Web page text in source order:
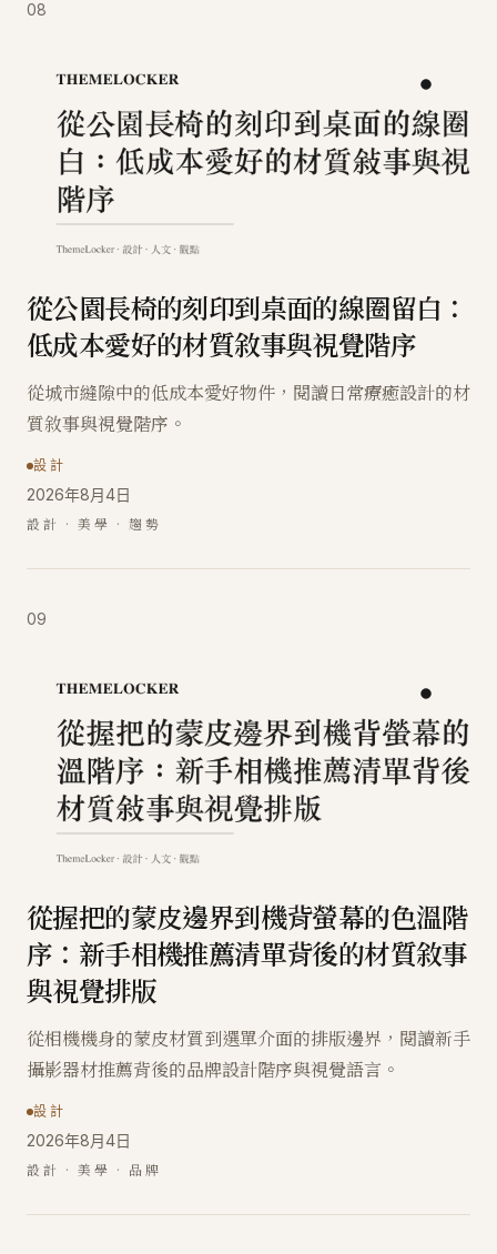
08
從公園長椅的刻印到桌面的線圈留白：
低成本愛好的材質敘事與視覺階序
從城市縫隙中的低成本愛好物件，閱讀日常療癒設計的材
質敘事與視覺階序。
設計
2026年8月4日
設計 · 美學 · 趨勢
09
從握把的蒙皮邊界到機背螢幕的色溫階
序：新手相機推薦清單背後的材質敘事
與視覺排版
從相機機身的蒙皮材質到選單介面的排版邊界，閱讀新手
攝影器材推薦背後的品牌設計階序與視覺語言。
設計
2026年8月4日
設計 · 美學 · 品牌